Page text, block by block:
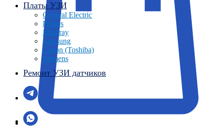
Платы УЗИ
General Electric
Philips
Mindray
Samsung
Canon (Toshiba)
Siemens
Ремонт УЗИ датчиков